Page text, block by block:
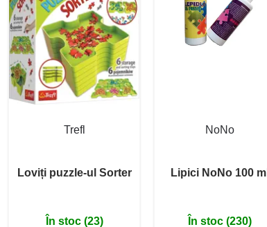
Trefl
Loviți puzzle-ul Sorter
În stoc (23)
NoNo
Lipici NoNo 100 ml
În stoc (230)